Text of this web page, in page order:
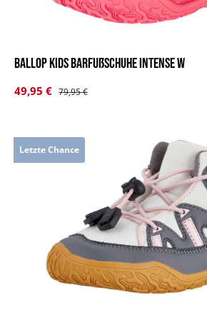
BALLOP Kids Barfußschuhe Intense W
Verkaufspreis:
49,95 € Regulärer Preis:
79,95 €
Letzte Chance